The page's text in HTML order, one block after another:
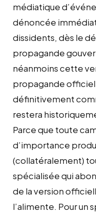
médiatique
dénoncée
dissidents, dès le
propagande
néanmoins cette
propagande
définitivement
restera
Parce que toute
d’importance
(collatéralement)
spécialisée qui
de la version
l’alimente. Pour un